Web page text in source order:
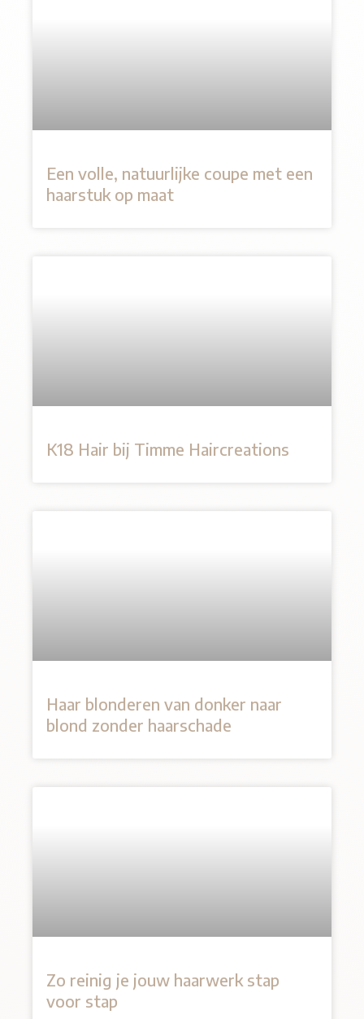
Een volle, natuurlijke coupe met een
haarstuk op maat
K18 Hair bij Timme Haircreations
Haar blonderen van donker naar
blond zonder haarschade
Zo reinig je jouw haarwerk stap
voor stap